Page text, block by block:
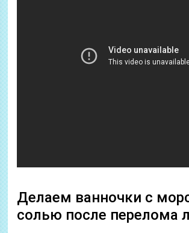
Делаем ванночки с
солью после перелома